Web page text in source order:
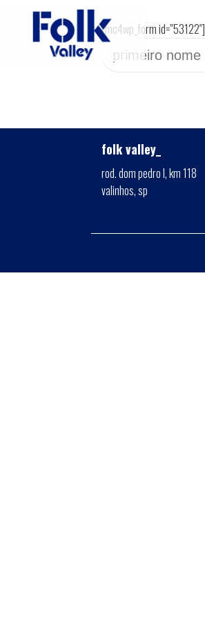
[mc4wp_form id=”53122″]
folk valley_
rod. dom pedro I, km 118
valinhos, sp